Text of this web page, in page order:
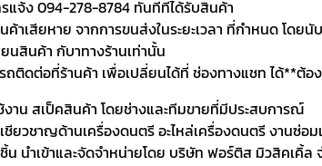
แจ้ง 094-278-8784 ทันทีที่ได้รับสินค้า
เสียหาย จากการขนส่งในระยะเวลา ที่กำหนด โดย
นสินค้า กับาทางร้านเท่านั้น
ติดต่อที่ร้านค้า เพื่อเปลี่ยนได้ที่ ช่องทางแชท ได้**ต้อ
าน สเป็คสินค้า โดยช่างและทีมขายที่มีประสบการณ์
ยวชาญด้านเครื่องดนตรี อะไหล่เครื่องดนตรี งานซ่อ
นำเข้าและจัดจำหน่ายโดย บริษัท ฟอร์ติส มิวสิคเคิ้ล